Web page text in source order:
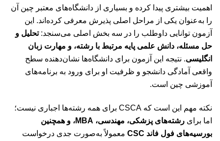
اهمیت بیشتری پیدا کرده و بسیاری از دانشگاه‌های معتبر چین آن
را به‌عنوان یکی از مراحل اصلی پذیرش معرفی کرده‌اند. این
آزمون توانایی داوطلب را در سه بخش اصلی می‌سنجد:تحلیل و
حل مسئله، دانش علمی پایه مرتبط با رشته، و مهارت زبان
انگلیسی. نتیجه این آزمون برای دانشگاه‌ها نشان‌دهنده سطح
واقعی آمادگی دانشجو و ظرفیت او برای ورود به برنامه‌های
آموزشی چین است.
نکته مهم این است که CSCA برای همه رشته‌ها اجباری نیست؛
اما برای
رشته‌های پزشکی، مهندسی، MBA، و همچنین
بورسیه‌های فول فاند CSC
معمولاً به‌صورت جدی درخواست